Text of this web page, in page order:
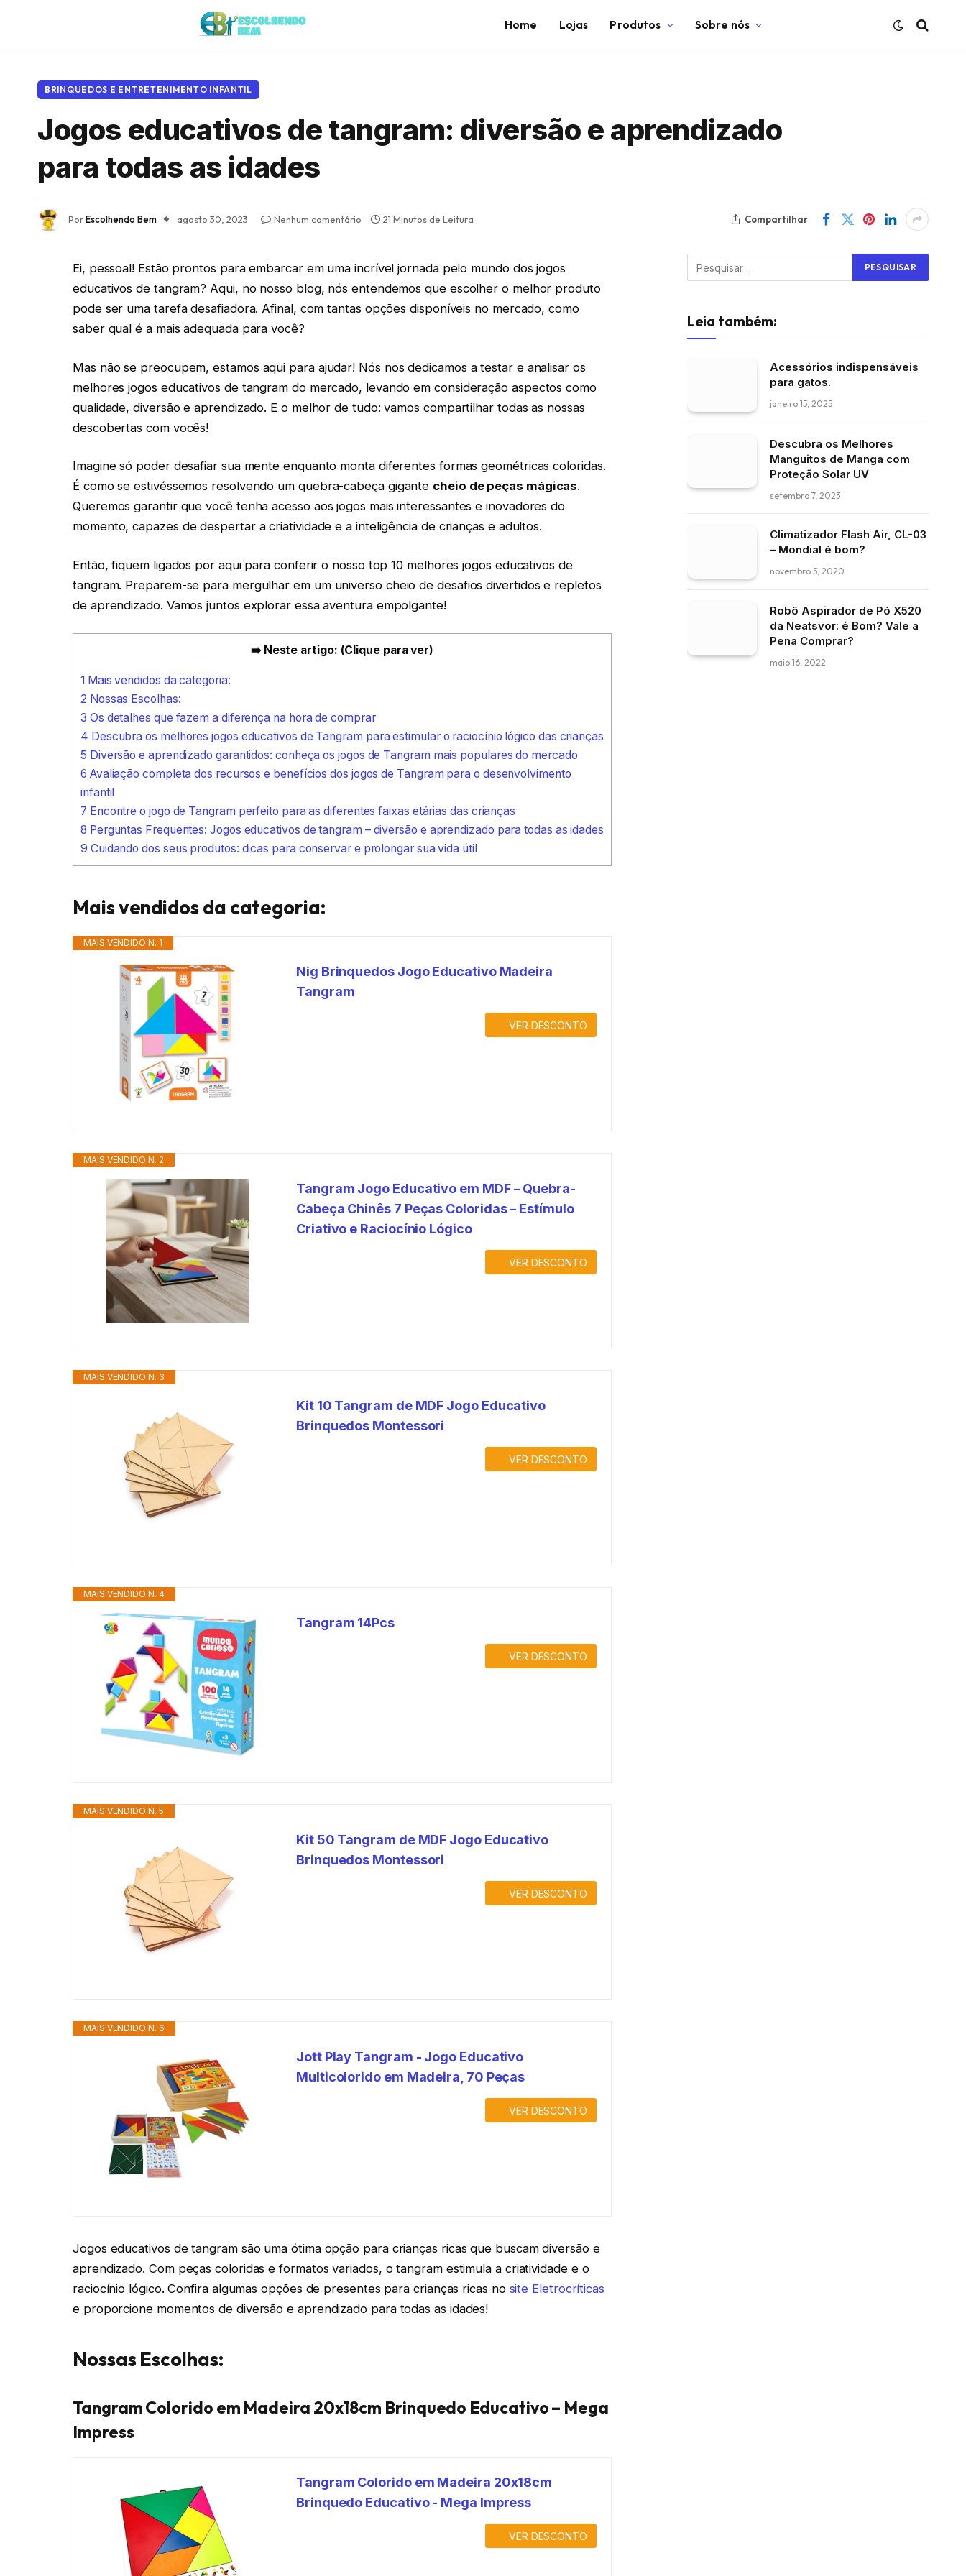
Home Lojas Produtos Sobre nós
BRINQUEDOS E ENTRETENIMENTO INFANTIL
Jogos educativos de tangram: diversão e aprendizado
para todas as idades
PorEscolhendo Bem agosto 30, 2023 Nenhum comentário 21 Minutos de Leitura Compartilhar
Ei, pessoal! Estão prontos para embarcar em uma incrível jornada pelo mundo dos jogos
educativos de tangram? Aqui, no nosso blog, nós entendemos que escolher o melhor produto
pode ser uma tarefa desafiadora. Afinal, com tantas opções disponíveis no mercado, como
saber qual é a mais adequada para você?
Mas não se preocupem, estamos aqui para ajudar! Nós nos dedicamos a testar e analisar os
melhores jogos educativos de tangram do mercado, levando em consideração aspectos como
qualidade, diversão e aprendizado. E o melhor de tudo: vamos compartilhar todas as nossas
descobertas com vocês!
Imagine só poder desafiar sua mente enquanto monta diferentes formas geométricas coloridas.
É como se estivéssemos resolvendo um quebra-cabeça gigante cheio de peças mágicas.
Queremos garantir que você tenha acesso aos jogos mais interessantes e inovadores do
momento, capazes de despertar a criatividade e a inteligência de crianças e adultos.
Então, fiquem ligados por aqui para conferir o nosso top 10 melhores jogos educativos de
tangram. Preparem-se para mergulhar em um universo cheio de desafios divertidos e repletos
de aprendizado. Vamos juntos explorar essa aventura empolgante!
➡️ Neste artigo: (Clique para ver)
1 Mais vendidos da categoria:
2 Nossas Escolhas:
3 Os detalhes que fazem a diferença na hora de comprar
4 Descubra os melhores jogos educativos de Tangram para estimular o raciocínio lógico das crianças
5 Diversão e aprendizado garantidos: conheça os jogos de Tangram mais populares do mercado
6 Avaliação completa dos recursos e benefícios dos jogos de Tangram para o desenvolvimento
infantil
7 Encontre o jogo de Tangram perfeito para as diferentes faixas etárias das crianças
8 Perguntas Frequentes: Jogos educativos de tangram – diversão e aprendizado para todas as idades
9 Cuidando dos seus produtos: dicas para conservar e prolongar sua vida útil
Mais vendidos da categoria:
MAIS VENDIDO N. 1
Nig Brinquedos Jogo Educativo Madeira
Tangram
VER DESCONTO
MAIS VENDIDO N. 2
Tangram Jogo Educativo em MDF – Quebra-
Cabeça Chinês 7 Peças Coloridas – Estímulo
Criativo e Raciocínio Lógico
VER DESCONTO
MAIS VENDIDO N. 3
Kit 10 Tangram de MDF Jogo Educativo
Brinquedos Montessori
VER DESCONTO
MAIS VENDIDO N. 4
Tangram 14Pcs
VER DESCONTO
MAIS VENDIDO N. 5
Kit 50 Tangram de MDF Jogo Educativo
Brinquedos Montessori
VER DESCONTO
MAIS VENDIDO N. 6
Jott Play Tangram - Jogo Educativo
Multicolorido em Madeira, 70 Peças
VER DESCONTO
Jogos educativos de tangram são uma ótima opção para crianças ricas que buscam diversão e
aprendizado. Com peças coloridas e formatos variados, o tangram estimula a criatividade e o
raciocínio lógico. Confira algumas opções de presentes para crianças ricas no site Eletrocríticas
e proporcione momentos de diversão e aprendizado para todas as idades!
Nossas Escolhas:
Tangram Colorido em Madeira 20x18cm Brinquedo Educativo – Mega
Impress
Tangram Colorido em Madeira 20x18cm
Brinquedo Educativo - Mega Impress
VER DESCONTO
Leia também:
Acessórios indispensáveis
para gatos.
janeiro 15, 2025
Descubra os Melhores
Manguitos de Manga com
Proteção Solar UV
setembro 7, 2023
Climatizador Flash Air, CL-03
– Mondial é bom?
novembro 5, 2020
Robô Aspirador de Pó X520
da Neatsvor: é Bom? Vale a
Pena Comprar?
maio 16, 2022